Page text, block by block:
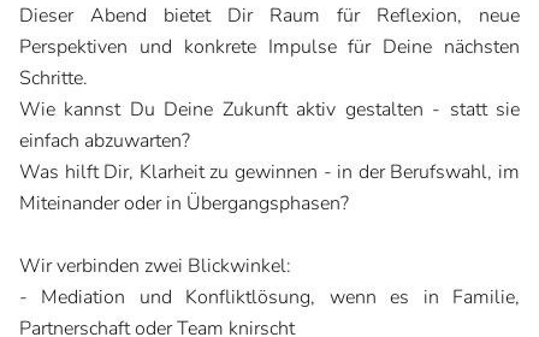
Dieser Abend bietet Dir Raum für Reflexion, neue
Perspektiven und konkrete Impulse für Deine nächsten
Schritte.
Wie kannst Du Deine Zukunft aktiv gestalten - statt sie
einfach abzuwarten?
Was hilft Dir, Klarheit zu gewinnen - in der Berufswahl, im
Miteinander oder in Übergangsphasen?
Wir verbinden zwei Blickwinkel:
- Mediation und Konfliktlösung, wenn es in Familie,
Partnerschaft oder Team knirscht